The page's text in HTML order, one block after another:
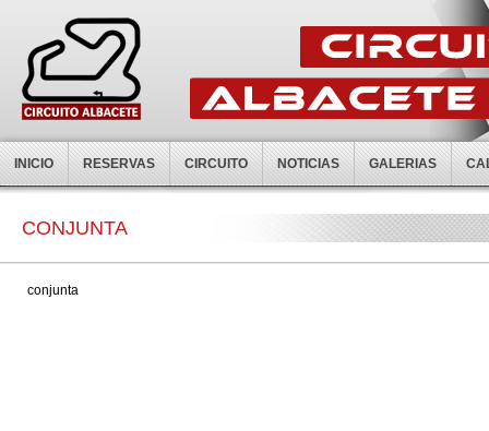
INICIO RESERVAS CIRCUITO NOTICIAS GALERIAS
CONJUNTA
conjunta